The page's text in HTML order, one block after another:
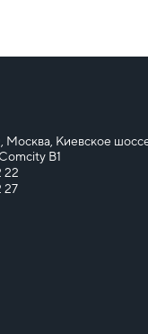
Москва, Киевское
B1
22
27